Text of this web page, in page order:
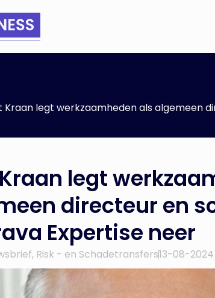
Kraan legt werkzaamheden als algemeen
legt
directeur en
Expertise neer
, Risk - en Schadetransfers13-08-2024